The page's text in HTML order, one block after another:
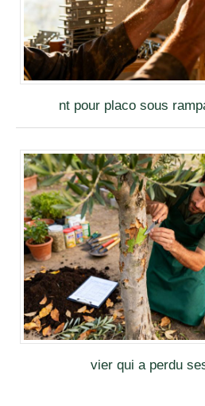
nt pour placo sous
vier qui a perdu